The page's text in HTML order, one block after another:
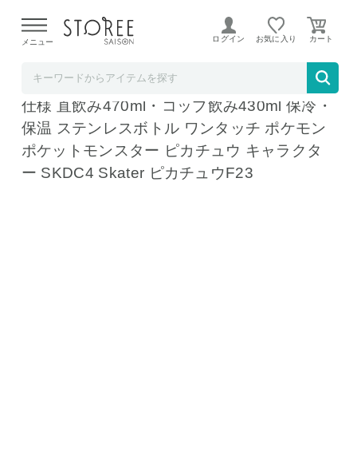
よる配送遅延が発生しております。
メニュー ログイン お気に入り
スケーター 水筒 ポケモン新柄 キッズ 2WAY
仕様 直飲み470ml・コップ飲み430ml 保冷・
保温 ステンレスボトル ワンタッチ ポケモン
ポケットモンスター ピカチュウ キャラクタ
ー SKDC4 Skater ピカチュウF23